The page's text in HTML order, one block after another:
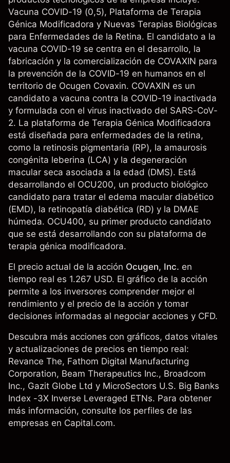
Vacuna COVID-19 (0,5), Plataforma de Terapia
Génica Modificadora y Nuevas Terapias Biológicas
para Enfermedades de la Retina. El candidato a la
vacuna COVID-19 se centra en el desarrollo, la
fabricación y la comercialización de COVAXIN para
la prevención de la COVID-19 en humanos en el
territorio de Ocugen Covaxin. COVAXIN es un
candidato a vacuna contra la COVID-19 inactivada
y formulada con el virus inactivado del SARS-CoV-
2. La plataforma de Terapia Génica Modificadora
está diseñada para enfermedades de la retina,
como la retinosis pigmentaria (RP), la amaurosis
congénita leberina (LCA) y la degeneración
macular seca asociada a la edad (DMS). Está
desarrollando el OCU200, un producto biológico
candidato para tratar el edema macular diabético
(EMD), la retinopatía diabética (RD) y la DMAE
húmeda. OCU400, su primer producto candidato
que se está desarrollando con su plataforma de
terapia génica modificadora.
El precio actual de la acción Ocugen, Inc. en
tiempo real es 1.267 USD. El gráfico de la acción
permite a los inversores comprender mejor el
rendimiento y el precio de la acción y tomar
decisiones informadas al negociar acciones y CFD.
Descubra más acciones con gráficos, datos vitales
y actualizaciones de precios en tiempo real:
Revance The, Fathom Digital Manufacturing
Corporation, Beam Therapeutics Inc., Broadcom
Inc., Gazit Globe Ltd y MicroSectors U.S. Big Banks
Index -3X Inverse Leveraged ETNs. Para obtener
más información, consulte los perfiles de las
empresas en Capital.com.